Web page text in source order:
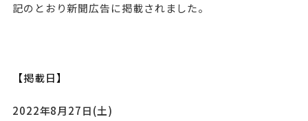
記のとおり新聞広告に掲載されました。
【掲載日】
2022年8月27日(土)